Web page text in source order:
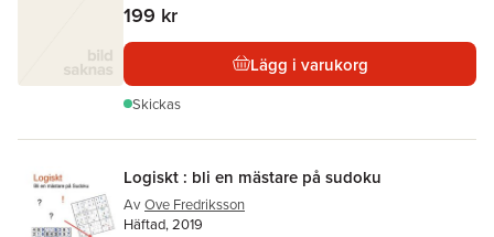
199 kr
Lägg i varukorg
Skickas
Logiskt : bli en mästare på sudoku
Av Ove Fredriksson
Häftad, 2019